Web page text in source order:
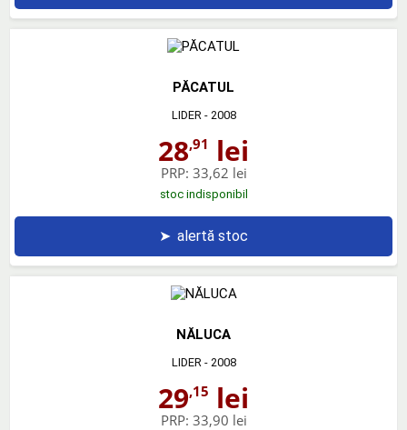
PĂCATUL
LIDER - 2008
28,91 lei
PRP: 33,62 lei
stoc indisponibil
➤ alertă stoc
NĂLUCA
LIDER - 2008
29,15 lei
PRP: 33,90 lei